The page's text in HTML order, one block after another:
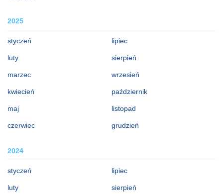
2025
styczeń
luty
marzec
kwiecień
maj
czerwiec
lipiec
sierpień
wrzesień
październik
listopad
grudzień
2024
styczeń
luty
lipiec
sierpień